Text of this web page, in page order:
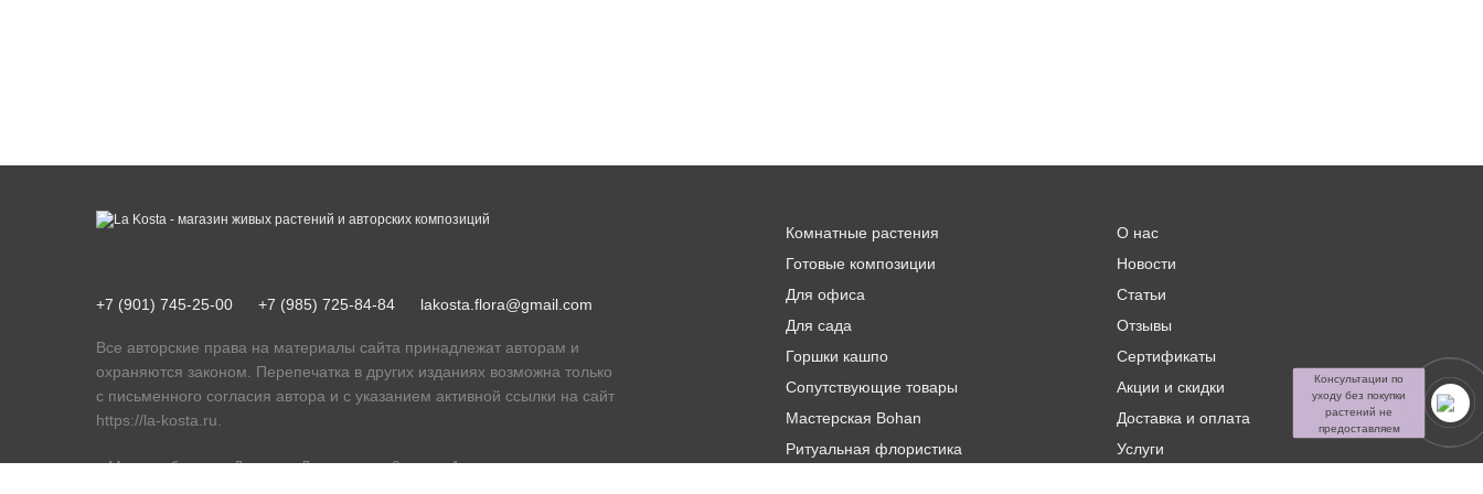
+7 (901) 745-25-00 +7 (985) 725-84-84 lakosta.flora@gmail.com
Все авторские права на материалы сайта принадлежат авторам и
охраняются законом. Перепечатка в других изданиях возможна только
с письменного согласия автора и с указанием активной ссылки на сайт
https://la-kosta.ru
г. Москва, бульвар Дмитрия Донского, д. 9, корп. 1
Комнатные растения
Готовые композиции
Для офиса
Для сада
Горшки кашпо
Сопутствующие товары
Мастерская Bohan
Ритуальная флористика
О нас
Новости
Статьи
Отзывы
Сертификаты
Акции и скидки
Доставка и оплата
Услуги
Консультации по
уходу без покупки
растений не
предоставляем